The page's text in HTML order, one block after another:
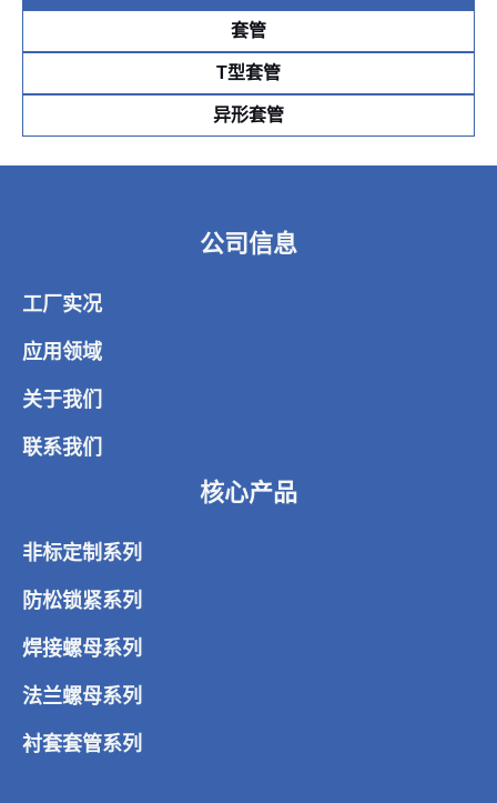
套管
T型套管
异形套管
公司信息
工厂实况
应用领域
关于我们
联系我们
核心产品
非标定制系列
防松锁紧系列
焊接螺母系列
法兰螺母系列
衬套套管系列